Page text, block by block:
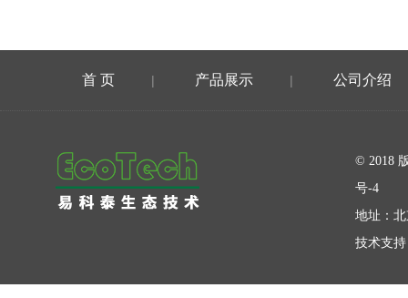
首 页 | 产品展示 | 公司介绍
© 2018
号-4
地址：
技术支